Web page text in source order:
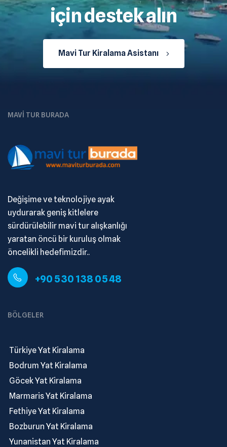
için destek alın
Mavi Tur Kiralama Asistanı
MAVI TUR BURADA
Değişime ve teknolojiye ayak
uydurarak geniş kitlelere
sürdürülebilir mavi tur alışkanlığı
yaratan öncü bir kuruluş olmak
öncelikli hedefimizdir..
+90 530 138 05 48
BÖLGELER
Türkiye Yat Kiralama
Bodrum Yat Kiralama
Göcek Yat Kiralama
Marmaris Yat Kiralama
Fethiye Yat Kiralama
Bozburun Yat Kiralama
Yunanistan Yat Kiralama